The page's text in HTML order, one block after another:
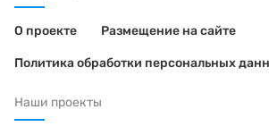
О проекте Размещение на сайте
Политика обработки персональных
Наши проекты